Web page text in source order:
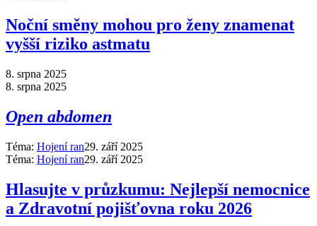
Noční směny mohou pro ženy znamenat
vyšší riziko astmatu
8. srpna 2025
8. srpna 2025
Open abdomen
Téma: Hojení ran29. září 2025
Téma: Hojení ran29. září 2025
Hlasujte v průzkumu: Nejlepší nemocnice
a Zdravotní pojišťovna roku 2026